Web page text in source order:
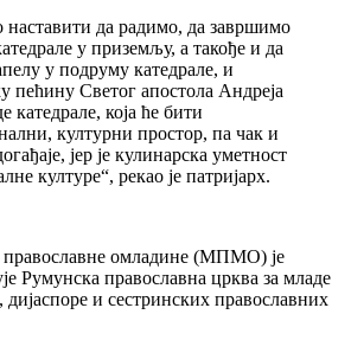
наставити да радимо, да завршимо
у приземљу, а такође и да
у подруму катедрале, и
пећину Светог апостола Андреја
катедрале, која ће бити
културни простор, па чак и
јер је кулинарска уметност
културе“, рекао је патријарх.
православне омладине (МПМО) је
Румунска православна црква за младе
и сестринских православних